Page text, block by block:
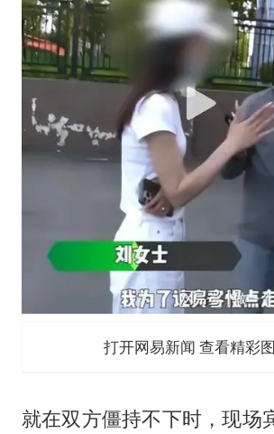
打开网易新闻 查看精彩
就在双方僵持不下时，现场